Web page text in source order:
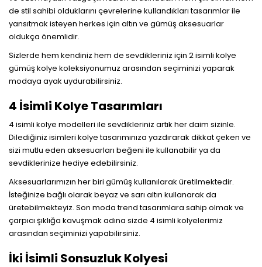
de stil sahibi olduklarını çevrelerine kullandıkları tasarımlar ile
yansıtmak isteyen herkes için altın ve gümüş aksesuarlar
oldukça önemlidir.
Sizlerde hem kendiniz hem de sevdikleriniz için 2 isimli kolye
gümüş kolye koleksiyonumuz arasından seçiminizi yaparak
modaya ayak uydurabilirsiniz.
4 İsimli Kolye Tasarımları
4 isimli kolye modelleri ile sevdikleriniz artık her daim sizinle.
Dilediğiniz isimleri kolye tasarımınıza yazdırarak dikkat çeken ve
sizi mutlu eden aksesuarları beğeni ile kullanabilir ya da
sevdiklerinize hediye edebilirsiniz.
Aksesuarlarımızın her biri gümüş kullanılarak üretilmektedir.
İsteğinize bağlı olarak beyaz ve sarı altın kullanarak da
üretebilmekteyiz. Son moda trend tasarımlara sahip olmak ve
çarpıcı şıklığa kavuşmak adına sizde 4 isimli kolyelerimiz
arasından seçiminizi yapabilirsiniz.
İki İsimli Sonsuzluk Kolyesi